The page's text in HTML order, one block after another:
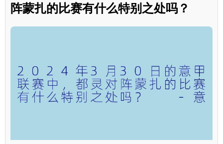
阵蒙扎的比赛有什么特别之处吗？